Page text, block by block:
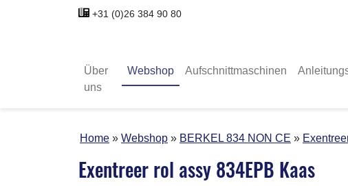
+31 (0)26 384 90 80
Über
uns
Webshop Aufschnittmaschinen
Home Webshop BERKEL 834 NON CE
Exentreer rol assy 834EPB Kaas